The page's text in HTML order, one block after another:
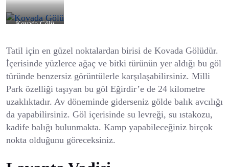
Kovada Gölü
Tatil için en güzel noktalardan birisi de Kovada Gölüdür.
İçerisinde yüzlerce ağaç ve bitki türünün yer aldığı bu göl
türünde benzersiz görüntülerle karşılaşabilirsiniz. Milli
Park özelliği taşıyan bu göl Eğirdir’e de 24 kilometre
uzaklıktadır. Av döneminde giderseniz gölde balık avcılığı
da yapabilirsiniz. Göl içerisinde su levreği, su ıstakozu,
kadife balığı bulunmakta. Kamp yapabileceğiniz birçok
nokta olduğunu göreceksiniz.